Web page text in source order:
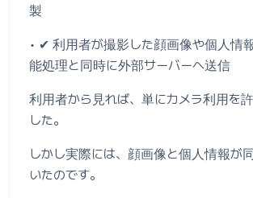
製
• ✔ 利用者が撮影した顔画像や個人情
能処理と同時に外部サーバーへ送信
利用者から見れば、単にカメラ利用を
した。
しかし実際には、顔画像と個人情報が
いたのです。